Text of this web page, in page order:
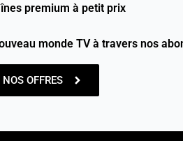
premium à petit prix
monde TV à travers nos
NOS OFFRES